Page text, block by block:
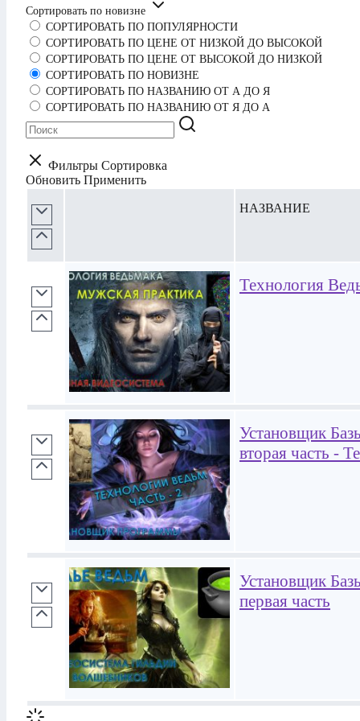
Сортировать по новизне
СОРТИРОВАТЬ ПО ПОПУЛЯРНОСТИ
СОРТИРОВАТЬ ПО ЦЕНЕ ОТ НИЗКОЙ ДО ВЫСОКОЙ
СОРТИРОВАТЬ ПО ЦЕНЕ ОТ ВЫСОКОЙ ДО НИЗКОЙ
СОРТИРОВАТЬ ПО НОВИЗНЕ
СОРТИРОВАТЬ ПО НАЗВАНИЮ ОТ А ДО Я
СОРТИРОВАТЬ ПО НАЗВАНИЮ ОТ Я ДО А
Фильтры Сортировка
Обновить Применить
НАЗВАНИЕ
Технология
Установщик
вторая часть -
Установщик
первая часть